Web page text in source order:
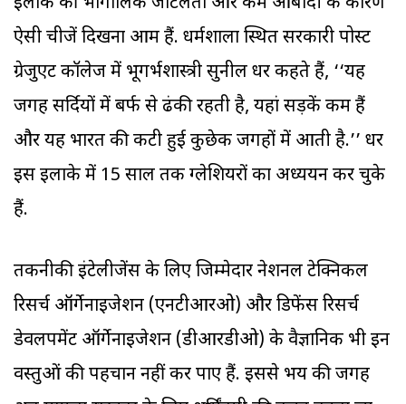
ऐसी चीजें दिखना आम हैं. धर्मशाला स्थित सरकारी पोस्ट
ग्रेजुएट कॉलेज में भूगर्भशास्त्री सुनील धर कहते हैं, ‘‘यह
जगह सर्दियों में बर्फ से ढंकी रहती है, यहां सड़कें कम हैं
और यह भारत की कटी हुई कुछेक जगहों में आती है.’’ धर
इस इलाके में 15 साल तक ग्लेशियरों का अध्ययन कर चुके
हैं.
तकनीकी इंटेलीजेंस के लिए जिम्मेदार नेशनल टेक्निकल
रिसर्च ऑर्गेनाइजेशन (एनटीआरओ) और डिफेंस रिसर्च
डेवलपमेंट ऑर्गेनाइजेशन (डीआरडीओ) के वैज्ञानिक भी इन
वस्तुओं की पहचान नहीं कर पाए हैं. इससे भय की जगह